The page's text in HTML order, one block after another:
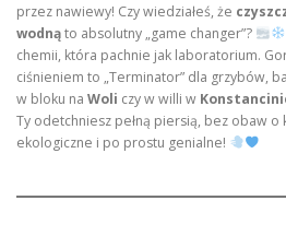
przez nawiewy! Czy wiedziałeś, że
wodnąto absolutny „game changer”?
chemii, która pachnie jak laboratorium.
ciśnieniem to „Terminator” dla grzybów,
w bloku na Woli czy w willi w
Ty odetchniesz pełną piersią, bez obaw o
ekologiczne i po prostu genialne!